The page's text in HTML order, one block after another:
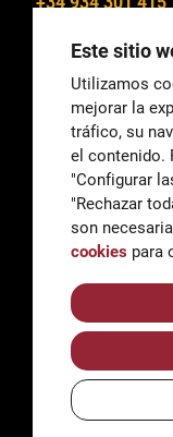
General
Información
Trámites de
AccessibilidadAviso
Política de cookies
Este sitio
Utilizamos
mejorar la
tráfico, su
el contenido.
"Configurar
"Rechazar
son
cookies para